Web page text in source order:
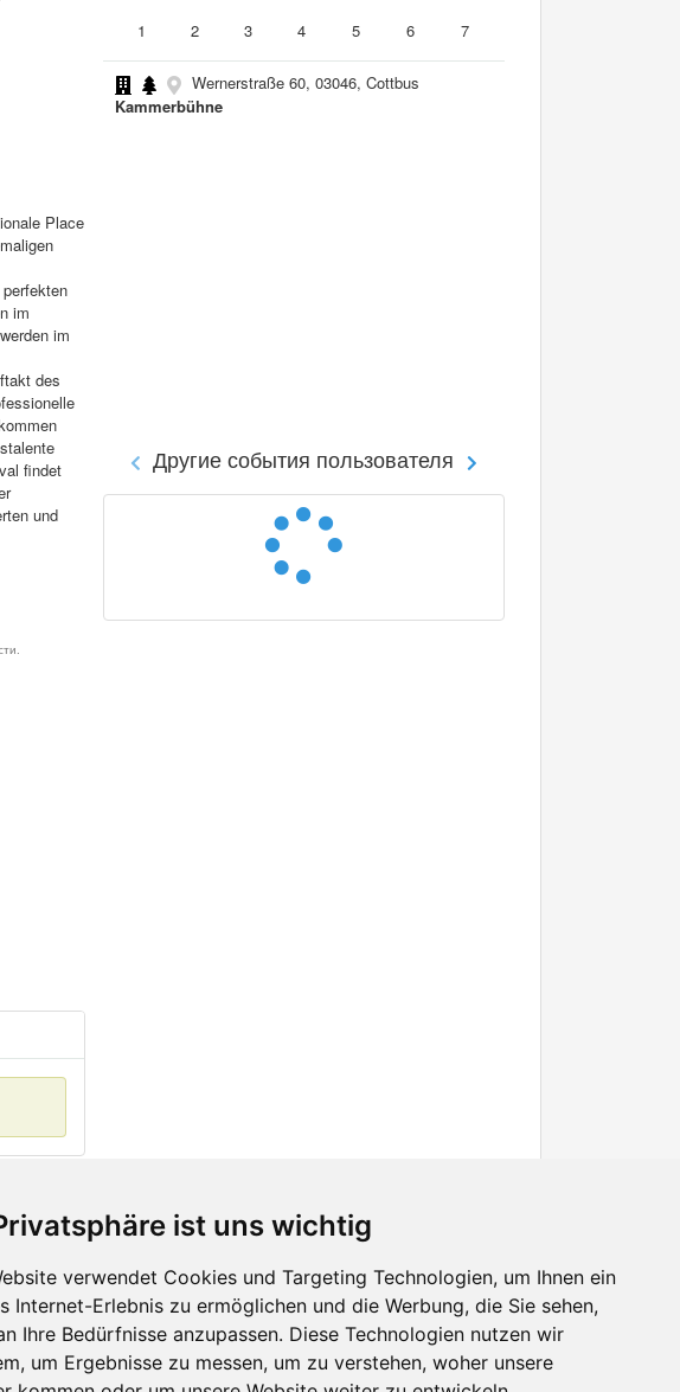
ist uns wichtig
verwendet Cookies und Targeting Technologien, um Ihnen ein
Internet-Erlebnis zu ermöglichen und die Werbung, die Sie sehen,
Ihre Bedürfnisse anzupassen. Diese Technologien nutzen wir
um Ergebnisse zu messen, um zu verstehen, woher unsere
Place
im
im
des
findet
und
1
2 3 4 5 6 7
Wernerstraße 60, 03046, Cottbus
Kammerbühne
Другие события пользователя
ошибке
Facebook
Twitter
YouTube